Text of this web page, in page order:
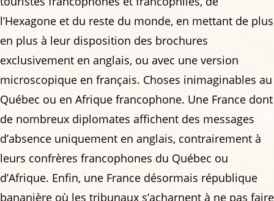
l’Hexagone et du reste du monde, en mettant de plus
en plus à leur disposition des brochures
exclusivement en anglais, ou avec une version
microscopique en français. Choses inimaginables au
Québec ou en Afrique francophone. Une France dont
de nombreux diplomates affichent des messages
d’absence uniquement en anglais, contrairement à
leurs confrères francophones du Québec ou
d’Afrique. Enfin, une France désormais république
bananière où les tribunaux s’acharnent à ne pas faire